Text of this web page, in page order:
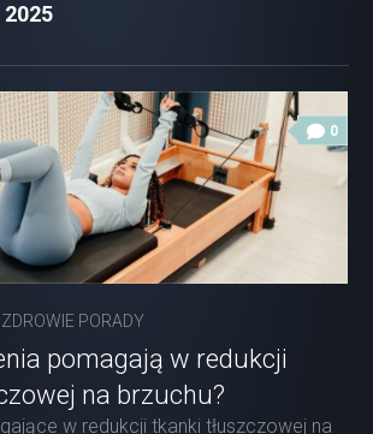
2025
0
PORADY
pomagają w redukcji
na brzuchu?
w redukcji tkanki tłuszczowej na